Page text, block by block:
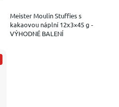
Meister Moulin Stuffies s
kakaovou náplní 12x3×45 g -
VÝHODNÉ BALENÍ